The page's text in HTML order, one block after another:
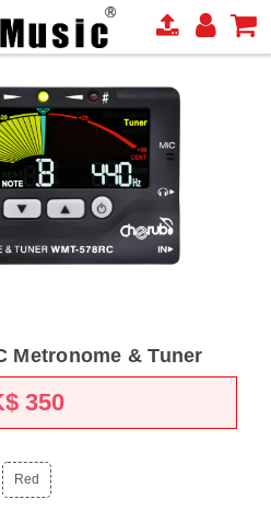
Metronome & Tuner
350
Red